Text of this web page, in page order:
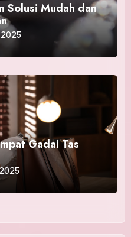
Solusi Mudah dan
Gadai Tas